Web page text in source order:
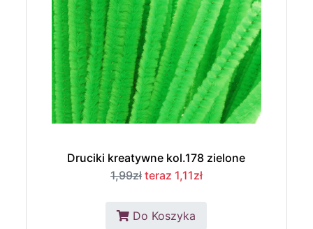
Druciki kreatywne kol.178 zielone
1,99zł teraz 1,11zł
Do Koszyka